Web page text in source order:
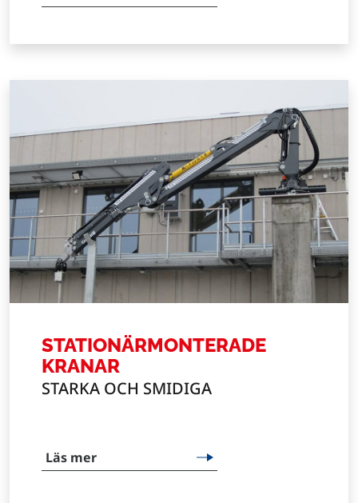
STATIONÄRMONTERADE
KRANAR
STARKA OCH SMIDIGA
Läs mer